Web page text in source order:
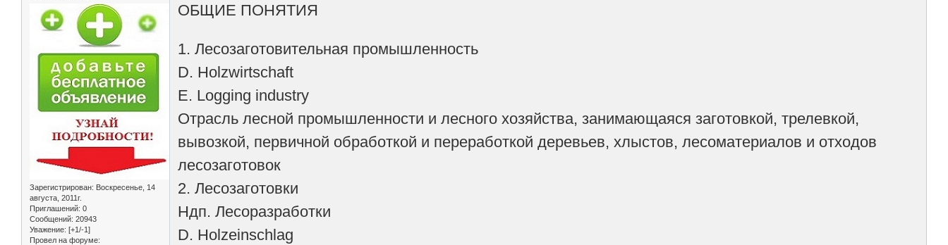
Зарегистрирован: Воскресенье, 14
августа, 2011г.
Приглашений: 0
Сообщений: 20943
Уважение: [+1/-1]
Провел на форуме:
ОБЩИЕ ПОНЯТИЯ
1. Лесозаготовительная промышленность
D. Holzwirtschaft
Е. Logging industry
Отрасль лесной промышленности и лесного хозяйства, занимающаяся заготовкой, трелевкой,
вывозкой, первичной обработкой и переработкой деревьев, хлыстов, лесоматериалов и отходов
лесозаготовок
2. Лесозаготовки
Ндп. Лесоразработки
D. Holzeinschlag